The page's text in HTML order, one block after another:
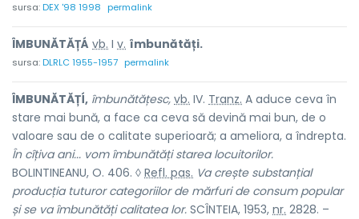
sursa:DEX '98 1998 permalink
ÎMBUNĂTĂȚÁ vb. I v. îmbunătăți.
sursa:DLRLC 1955-1957 permalink
ÎMBUNĂTĂȚÍ, îmbunătățesc, vb. IV. Tranz. A aduce ceva în
stare mai bună, a face ca ceva să devină mai bun, de o
valoare sau de o calitate superioară; a ameliora, a îndrepta.
În cîțiva ani... vom îmbunătăți starea locuitorilor.
BOLINTINEANU, O. 406. ◊ Refl. pas. Va crește substanțial
producția tuturor categoriilor de mărfuri de consum popular
și se va îmbunătăți calitatea lor. SCÎNTEIA, 1953, nr. 2828. –